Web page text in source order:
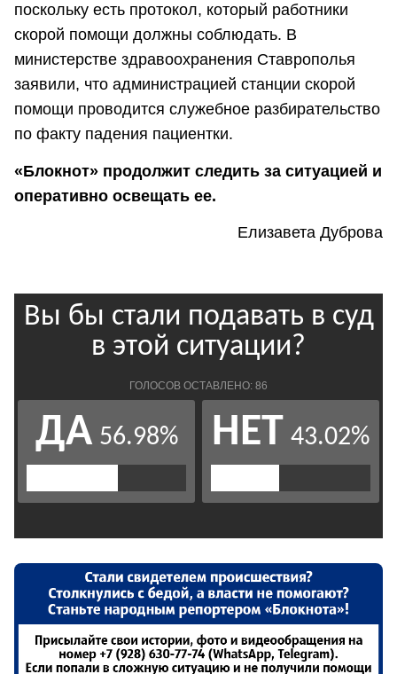
поскольку есть протокол, который работники
скорой помощи должны соблюдать. В
министерстве здравоохранения Ставрополья
заявили, что администрацией станции скорой
помощи проводится служебное разбирательство
по факту падения пациентки.
«Блокнот» продолжит следить за ситуацией и
оперативно освещать ее.
Елизавета Дуброва